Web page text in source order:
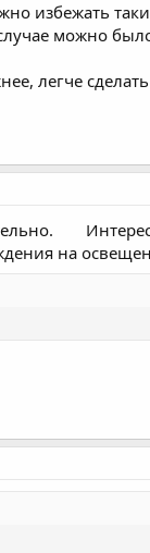
избежать
можно
легче
на